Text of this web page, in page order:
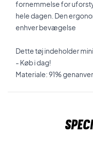
fornemmelse for
hele dagen. Den
enhver bevægelse
Dette tøj indeholder
- Køb i dag!
Materiale: 91%